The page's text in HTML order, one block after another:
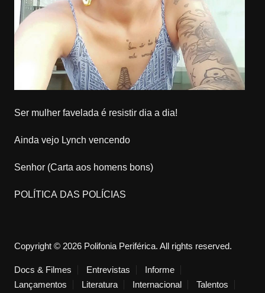
Ser mulher favelada é resistir dia a dia!
Ainda vejo Lynch vencendo
Senhor (Carta aos homens bons)
POLÍTICA DAS POLÍCIAS
Copyright © 2026 Polifonia Periférica. All rights reserved.
Docs & Filmes Entrevistas
Informe
Lançamentos
Literatura Internacional Talentos